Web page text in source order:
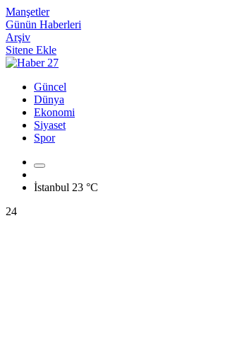
Manşetler
Günün Haberleri
Arşiv
Sitene Ekle
Güncel
Dünya
Ekonomi
Siyaset
Spor
İstanbul 23 °C
24